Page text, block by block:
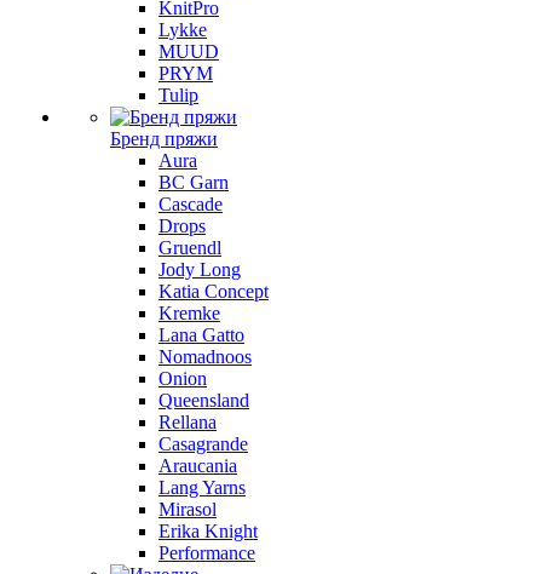
KnitPro
Lykke
MUUD
PRYM
Tulip
Бренд пряжи
Aura
BC Garn
Cascade
Drops
Gruendl
Jody Long
Katia Concept
Kremke
Lana Gatto
Nomadnoos
Onion
Queensland
Rellana
Casagrande
Araucania
Lang Yarns
Mirasol
Erika Knight
Performance